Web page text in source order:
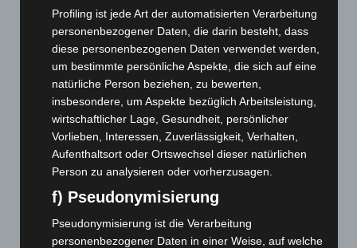
Mann läuft mit Hockeyschläger über A7 – Polizei sucht
Zeugen
5. August 2026
Celle: Mensch stirbt bei Bagger-Unfall auf Baustelle
5. August 2026
Gasleitung bei McDonald’s-Umbau in Langenhagen
beschädigt
5. August 2026
Profiling ist jede Art der automatisierten Verarbeitung
personenbezogener Daten, die darin besteht, dass
diese personenbezogenen Daten verwendet werden,
um bestimmte persönliche Aspekte, die sich auf eine
natürliche Person beziehen, zu bewerten,
insbesondere, um Aspekte bezüglich Arbeitsleistung,
wirtschaftlicher Lage, Gesundheit, persönlicher
Vorlieben, Interessen, Zuverlässigkeit, Verhalten,
Aufenthaltsort oder Ortswechsel dieser natürlichen
Person zu analysieren oder vorherzusagen.
f) Pseudonymisierung
Pseudonymisierung ist die Verarbeitung
personenbezogener Daten in einer Weise, auf welche